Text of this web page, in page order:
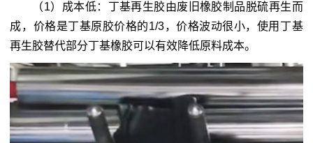
（1）成本低：丁基再生胶由废旧橡胶制品脱硫再生而
成，价格是丁基原胶价格的1/3，价格波动很小，使用丁基
再生胶替代部分丁基橡胶可以有效降低原料成本。